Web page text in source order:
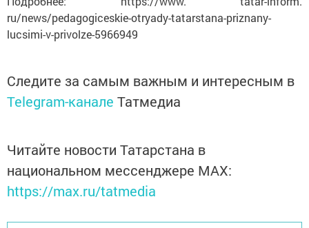
ru/news/pedagogiceskie-otryady-tatarstana-priznany-
lucsimi-v-privolze-5966949
Следите за самым важным и интересным в
Telegram-канале Татмедиа
Читайте новости Татарстана в
национальном мессенджере MАХ:
https://max.ru/tatmedia